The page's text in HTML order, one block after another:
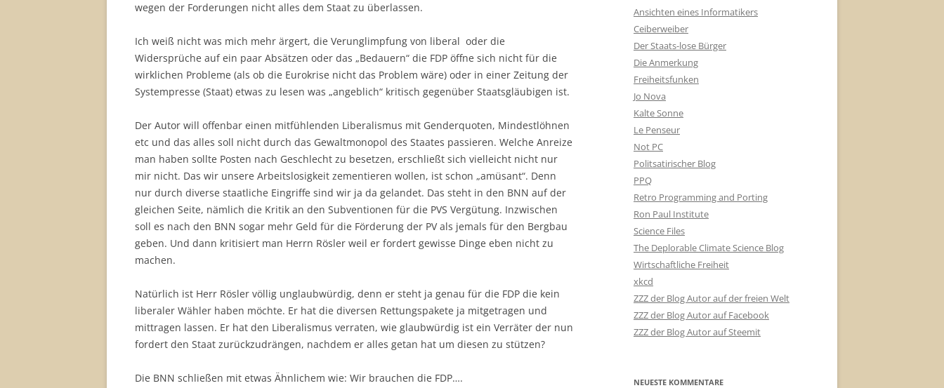
wegen der Forderungen nicht alles dem Staat zu überlassen.
Ich weiß nicht was mich mehr ärgert, die Verunglimpfung von liberal oder die
Widersprüche auf ein paar Absätzen oder das „Bedauern“ die FDP öffne sich nicht für die
wirklichen Probleme (als ob die Eurokrise nicht das Problem wäre) oder in einer Zeitung der
Systempresse (Staat) etwas zu lesen was „angeblich“ kritisch gegenüber Staatsgläubigen ist.
Der Autor will offenbar einen mitfühlenden Liberalismus mit Genderquoten, Mindestlöhnen
etc und das alles soll nicht durch das Gewaltmonopol des Staates passieren. Welche Anreize
man haben sollte Posten nach Geschlecht zu besetzen, erschließt sich vielleicht nicht nur
mir nicht. Das wir unsere Arbeitslosigkeit zementieren wollen, ist schon „amüsant“. Denn
nur durch diverse staatliche Eingriffe sind wir ja da gelandet. Das steht in den BNN auf der
gleichen Seite, nämlich die Kritik an den Subventionen für die PVS Vergütung. Inzwischen
soll es nach den BNN sogar mehr Geld für die Förderung der PV als jemals für den Bergbau
geben. Und dann kritisiert man Herrn Rösler weil er fordert gewisse Dinge eben nicht zu
machen.
Natürlich ist Herr Rösler völlig unglaubwürdig, denn er steht ja genau für die FDP die kein
liberaler Wähler haben möchte. Er hat die diversen Rettungspakete ja mitgetragen und
mittragen lassen. Er hat den Liberalismus verraten, wie glaubwürdig ist ein Verräter der nun
fordert den Staat zurückzudrängen, nachdem er alles getan hat um diesen zu stützen?
Die BNN schließen mit etwas Ähnlichem wie: Wir brauchen die FDP….
Ansichten eines Informatikers
Ceiberweiber
Der Staats-lose Bürger
Die Anmerkung
Freiheitsfunken
Jo Nova
Kalte Sonne
Le Penseur
Not PC
Politsatirischer Blog
PPQ
Retro Programming and Porting
Ron Paul Institute
Science Files
The Deplorable Climate Science Blog
Wirtschaftliche Freiheit
xkcd
ZZZ der Blog Autor auf der freien Welt
ZZZ der Blog Autor auf Facebook
ZZZ der Blog Autor auf Steemit
NEUESTE KOMMENTARE